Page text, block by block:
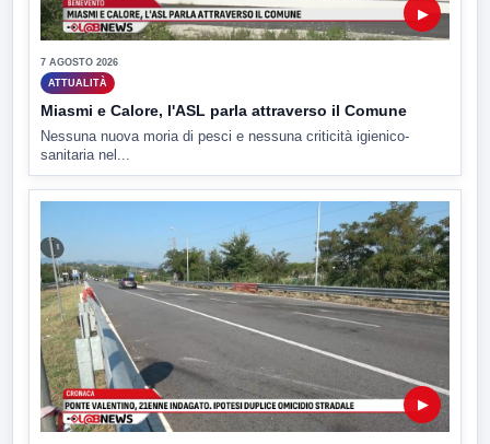
▶
7 AGOSTO 2026
ATTUALITÀ
Miasmi e Calore, l'ASL parla attraverso il Comune
Nessuna nuova moria di pesci e nessuna criticità igienico-
sanitaria nel...
▶